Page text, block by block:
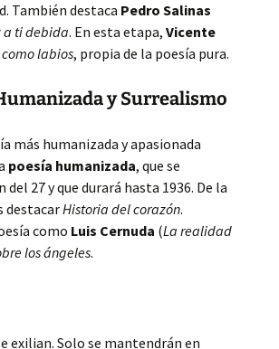
También destaca Pedro Salinas
a ti debida. En esta etapa, Vicente
labios, propia de la poesía pura.
y Surrealismo
más humanizada y apasionada
poesía humanizada, que se
27 y que durará hasta 1936. De la
destacarHistoria del corazón.
como Luis Cernuda (La realidad
los ángeles.
exilian. Solo se mantendrán en